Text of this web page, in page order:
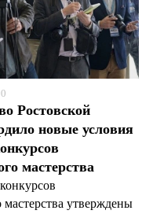
Ростовской
новые условия
мастерства
мастерства утверждены